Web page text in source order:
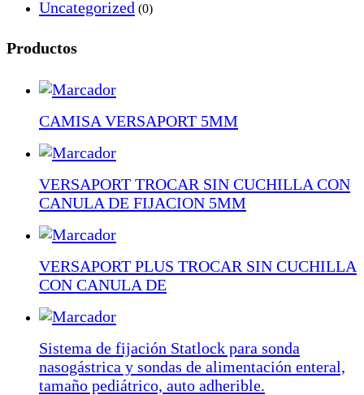
Uncategorized (0)
Productos
CAMISA VERSAPORT 5MM
VERSAPORT TROCAR SIN CUCHILLA CON
CANULA DE FIJACION 5MM
VERSAPORT PLUS TROCAR SIN CUCHILLA
CON CANULA DE
Sistema de fijación Statlock para sonda
nasogástrica y sondas de alimentación enteral,
tamaño pediátrico, auto adherible.